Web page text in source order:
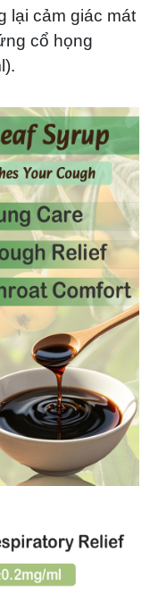
lại cảm giác mát
cổ họng